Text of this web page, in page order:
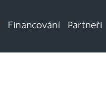
Financování Partneři